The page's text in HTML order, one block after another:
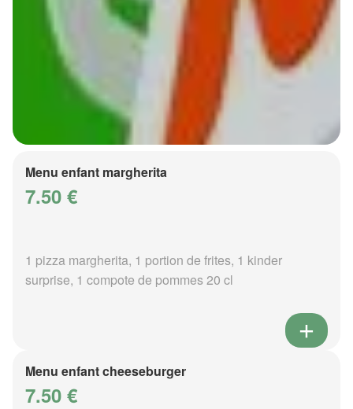
Menu enfant margherita
7.50 €
1 pizza margherita, 1 portion de frites, 1 kinder
surprise, 1 compote de pommes 20 cl
Menu enfant cheeseburger
7.50 €